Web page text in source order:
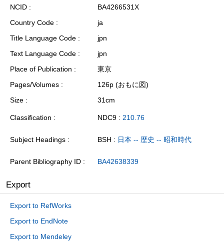
NCID
BA4266531X
Country Code
ja
Title Language Code
jpn
Text Language Code
jpn
Place of Publication
東京
Pages/Volumes
126p (おもに図)
Size
31cm
Classification NDC9 : 210.76
Subject Headings BSH : 日本 -- 歴史 -- 昭和時代
Parent Bibliography ID BA42638339
Export
Export to RefWorks
Export to EndNote
Export to Mendeley